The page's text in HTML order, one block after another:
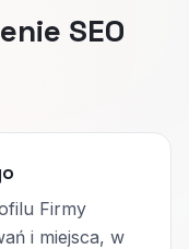
SEO
Firmy
i miejsca, w